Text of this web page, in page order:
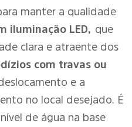
manter a qualidade
iluminação LED, que
clara e atraente dos
com travas ou
e a
no local desejado. É
de água na base